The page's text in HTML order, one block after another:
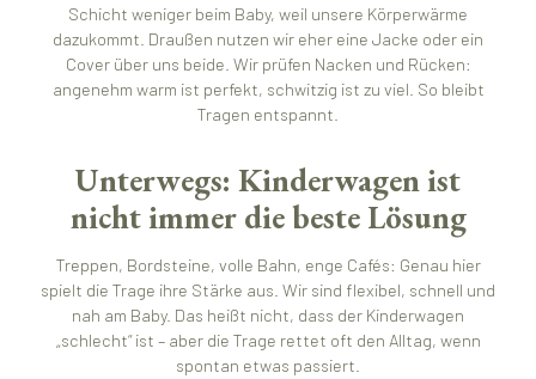
Schicht weniger beim Baby, weil unsere Körperwärme
dazukommt. Draußen nutzen wir eher eine Jacke oder ein
Cover über uns beide. Wir prüfen Nacken und Rücken:
angenehm warm ist perfekt, schwitzig ist zu viel. So bleibt
Tragen entspannt.
Unterwegs: Kinderwagen ist
nicht immer die beste Lösung
Treppen, Bordsteine, volle Bahn, enge Cafés: Genau hier
spielt die Trage ihre Stärke aus. Wir sind flexibel, schnell und
nah am Baby. Das heißt nicht, dass der Kinderwagen
„schlecht“ ist – aber die Trage rettet oft den Alltag, wenn
spontan etwas passiert.